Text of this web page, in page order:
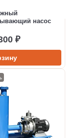
насос
₽